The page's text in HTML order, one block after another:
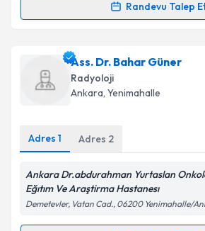
Randevu Talep
Randevu Takvimi Talebi
Dr. Orhan Reşit Çubukçuiçin
oluşturun. Size bu uzmandan
takvim hazırlandığında e-posta ile
Kişisel verilerimin işlenmesine
Metni'ni okudum ve kişisel
Ass. Dr. Bahar Güner
Radyoloji
Ankara, Yenimahalle
Adres 1 Adres 2
Ankara Dr.abdurahman Yurtaslan
Eğıtım Ve Araştirma Hastanesı
Demetevler, Vatan Cad., 06200 Yenimahalle/